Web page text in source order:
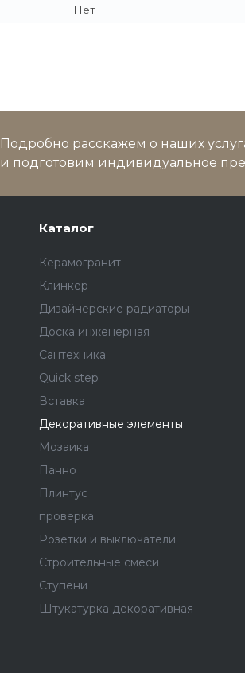
Нет
Подробно расскажем о наших
и подготовим индивидуальное
Каталог
Керамогранит
Клинкер
Дизайнерские радиаторы
Доска инженерная
Сантехника
Quick step
Вставка
Декоративные элементы
Мозаика
Панно
Плинтус
проверка
Розетки и выключатели
Строительные смеси
Ступени
Штукатурка декоративная